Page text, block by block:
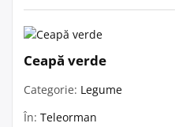
Ceapă verde
Categorie: Legume
În: Teleorman